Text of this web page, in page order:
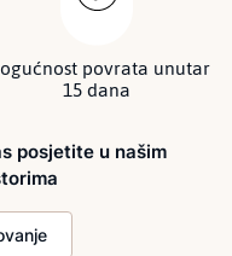
povrata unutar
15 dana
posjetite u našim